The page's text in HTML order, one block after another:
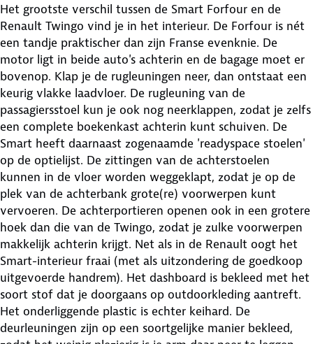
Het grootste verschil tussen de Smart Forfour en de
Renault Twingo vind je in het interieur. De Forfour is nét
een tandje praktischer dan zijn Franse evenknie. De
motor ligt in beide auto's achterin en de bagage moet er
bovenop. Klap je de rugleuningen neer, dan ontstaat een
keurig vlakke laadvloer. De rugleuning van de
passagiersstoel kun je ook nog neerklappen, zodat je zelfs
een complete boekenkast achterin kunt schuiven. De
Smart heeft daarnaast zogenaamde 'readyspace stoelen'
op de optielijst. De zittingen van de achterstoelen
kunnen in de vloer worden weggeklapt, zodat je op de
plek van de achterbank grote(re) voorwerpen kunt
vervoeren. De achterportieren openen ook in een grotere
hoek dan die van de Twingo, zodat je zulke voorwerpen
makkelijk achterin krijgt. Net als in de Renault oogt het
Smart-interieur fraai (met als uitzondering de goedkoop
uitgevoerde handrem). Het dashboard is bekleed met het
soort stof dat je doorgaans op outdoorkleding aantreft.
Het onderliggende plastic is echter keihard. De
deurleuningen zijn op een soortgelijke manier bekleed,